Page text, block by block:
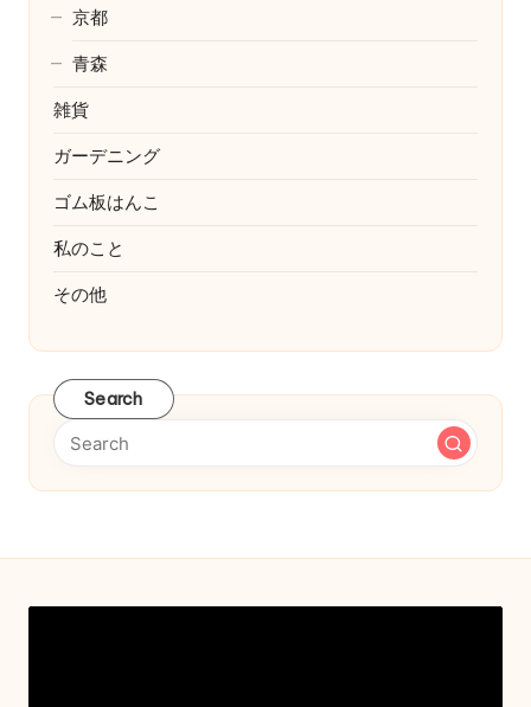
京都
青森
雑貨
ガーデニング
ゴム板はんこ
私のこと
その他
Search